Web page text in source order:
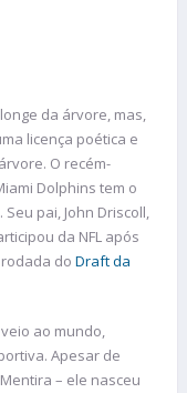
da árvore, mas,
licença poética e
O recém-
Dolphins tem o
pai, John Driscoll,
da NFL após
do Draft da
ao mundo,
Apesar de
– ele nasceu